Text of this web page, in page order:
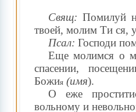
Свящ: Помилуй
твоей, молим Ти ся,
Псал: Господи
Еще молимся о
спасении,
Божия (имя).
О еже
вольному и